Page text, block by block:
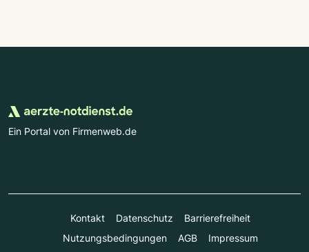
Ein Portal von Firmenweb.de
Kontakt Datenschutz
Barrierefreiheit
Nutzungsbedingungen
AGB Impressum